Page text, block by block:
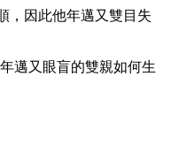
，因此他年邁又雙目失
邁又眼盲的雙親如何生